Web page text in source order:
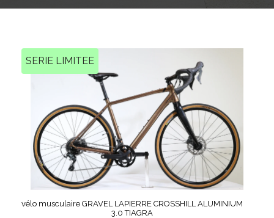
SERIE LIMITEE
vélo musculaire GRAVEL LAPIERRE CROSSHILL ALUMINIUM
3.0 TIAGRA